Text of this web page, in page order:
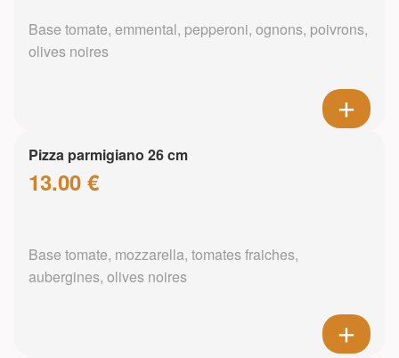
Base tomate, emmental, pepperoni, ognons, poivrons,
olives noires
Pizza parmigiano 26 cm
13.00 €
Base tomate, mozzarella, tomates fraiches,
aubergines, olives noires